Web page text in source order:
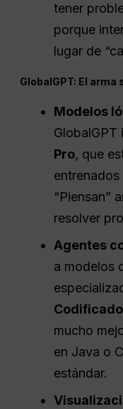
tener
porque
lugar de
GlobalGPT: El
Modelos
GlobalGPT
Pro, que
entrenados
“Piensan”
resolver
Agentes
a modelos
mucho
en Java o
estándar.